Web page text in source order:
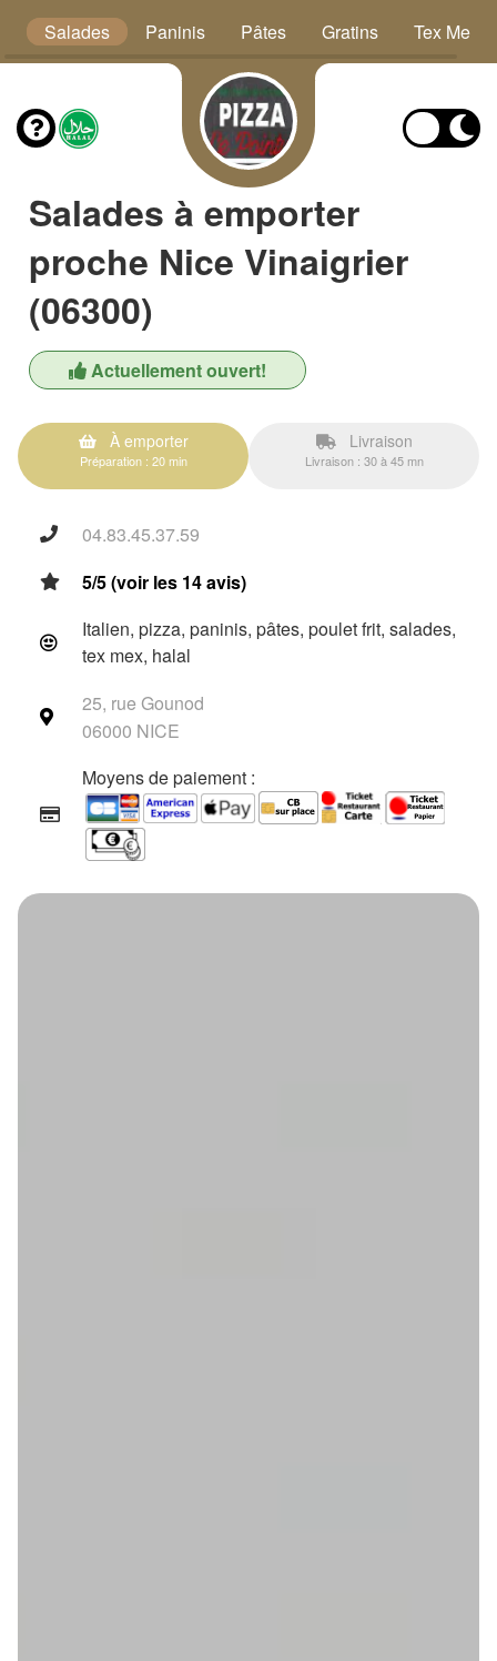
Salades Paninis Pâtes Gratins Tex Mex
Salades à emporter
proche Nice Vinaigrier
(06300)
Actuellement ouvert!
À emporter
Préparation : 20 min
Livraison
Livraison : 30 à 45 mn
04.83.45.37.59
5/5 (voir les 14 avis)
Italien, pizza, paninis, pâtes, poulet frit, salades,
tex mex, halal
25, rue Gounod
06000 NICE
Moyens de paiement :